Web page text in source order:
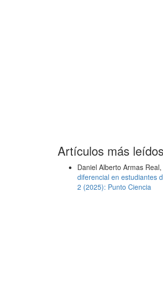
Artículos más
Daniel Alberto Armas Real,
diferencial en estudiantes
2 (2025): Punto Ciencia